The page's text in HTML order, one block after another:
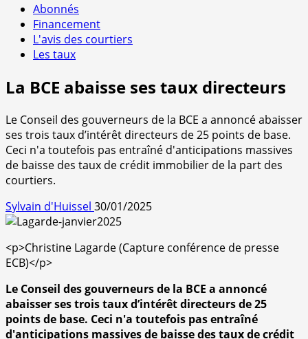
Abonnés
Financement
L'avis des courtiers
Les taux
La BCE abaisse ses taux directeurs
Le Conseil des gouverneurs de la BCE a annoncé abaisser
ses trois taux d’intérêt directeurs de 25 points de base.
Ceci n'a toutefois pas entraîné d'anticipations massives
de baisse des taux de crédit immobilier de la part des
courtiers.
Sylvain d'Huissel 30/01/2025
<p>Christine Lagarde (Capture conférence de presse
ECB)</p>
Le Conseil des gouverneurs de la BCE a annoncé
abaisser ses trois taux d’intérêt directeurs de 25
points de base. Ceci n'a toutefois pas entraîné
d'anticipations massives de baisse des taux de crédit